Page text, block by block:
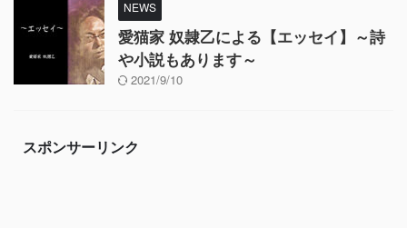
NEWS
愛猫家 奴隷乙による【エッセイ】～詩
や小説もあります～
2021/9/10
スポンサーリンク